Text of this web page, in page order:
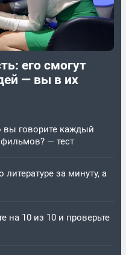
его смогут
— вы в их
вы говорите каждый
— тест
за минуту, а
на 10 из 10 и проверьте